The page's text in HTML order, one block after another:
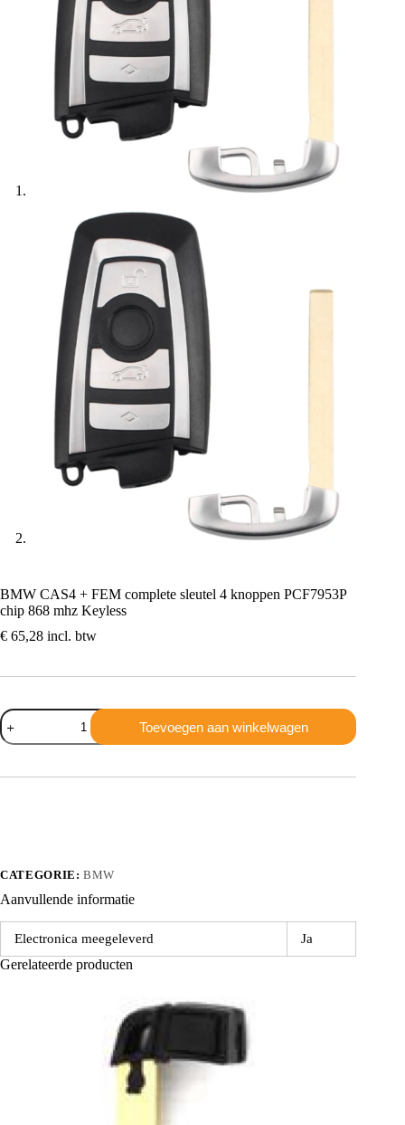
BMW CAS4 + FEM complete sleutel 4 knoppen PCF7953P
chip 868 mhz Keyless
€ 65,28 incl. btw
BMW
CAS4
+
complete
868
Keyless
Toevoegen aan winkelwagen
CATEGORIE:BMW
Aanvullende informatie
Electronica meegeleverd Ja
Gerelateerde producten